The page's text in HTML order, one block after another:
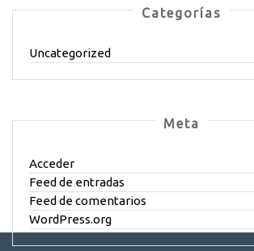
Categorías
Uncategorized
Meta
Acceder
Feed de entradas
Feed de comentarios
WordPress.org